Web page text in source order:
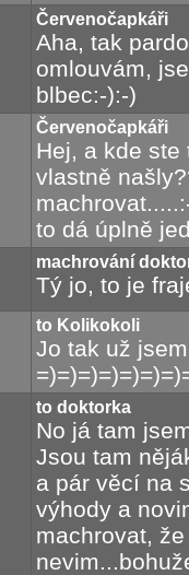
Červenočapkáři
Aha, tak
omlouvám,
blbec:-):-)
Červenočapkáři
Hej, a kde ste
vlastně
to dá úplně
machrování
Tý jo, to je
to Kolikokoli
Jo tak už
to doktorka
No já tam
Jsou tam
a pár věcí na
výhody a
machrovat,